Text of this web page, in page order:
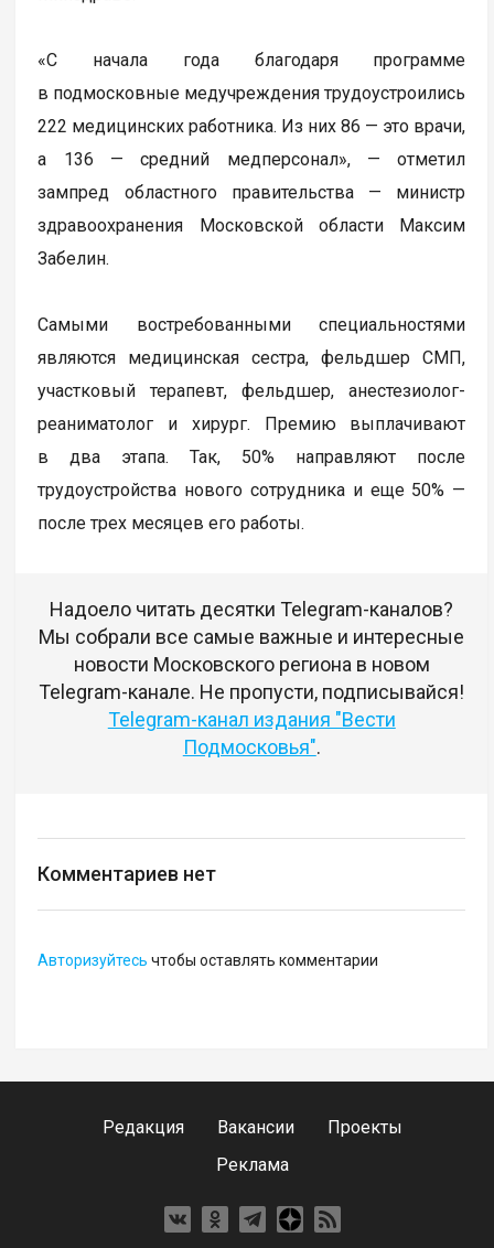
«С начала года благодаря программе
в подмосковные медучреждения трудоустроились
222 медицинских работника. Из них 86 — это врачи,
а 136 — средний медперсонал», — отметил
зампред областного правительства — министр
здравоохранения Московской области Максим
Забелин.
Самыми востребованными специальностями
являются медицинская сестра, фельдшер СМП,
участковый терапевт, фельдшер, анестезиолог-
реаниматолог и хирург. Премию выплачивают
в два этапа. Так, 50% направляют после
трудоустройства нового сотрудника и еще 50% —
после трех месяцев его работы.
Надоело читать десятки Telegram-каналов?
Мы собрали все самые важные и интересные
новости Московского региона в новом
Telegram-канале. Не пропусти, подписывайся!
Telegram-канал издания "Вести
Подмосковья".
Комментариев нет
Авторизуйтесь чтобы оставлять комментарии
Редакция Вакансии
Проекты
Реклама